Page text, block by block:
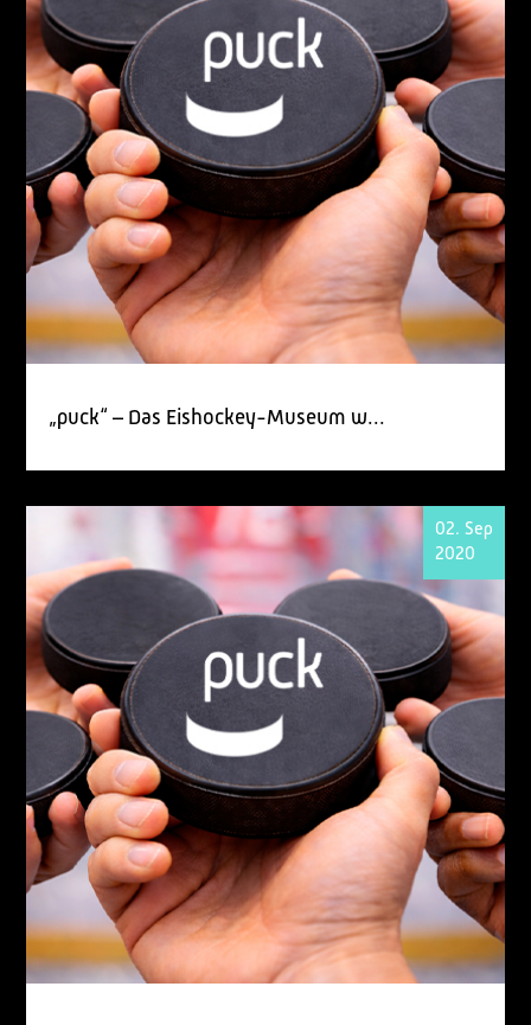
„puck“ – Das Eishockey-Museum w...
02. Sep
2020